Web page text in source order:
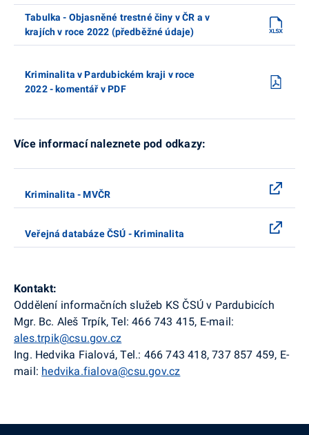
Tabulka - Objasněné trestné činy v ČR a v
krajích v roce 2022 (předběžné údaje)
Kriminalita v Pardubickém kraji v roce
2022 - komentář v PDF
Více informací naleznete pod odkazy:
Kriminalita - MVČR
Veřejná databáze ČSÚ - Kriminalita
Kontakt:
Oddělení informačních služeb KS ČSÚ v Pardubicích
Mgr. Bc. Aleš Trpík, Tel: 466 743 415, E-mail:
ales.trpik@csu.gov.cz
Ing. Hedvika Fialová, Tel.: 466 743 418, 737 857 459, E-
mail: hedvika.fialova@csu.gov.cz